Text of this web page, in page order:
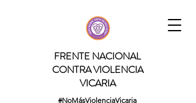
FRENTE NACIONAL
CONTRA VIOLENCIA
VICARIA
#NoMásViolenciaVicaria